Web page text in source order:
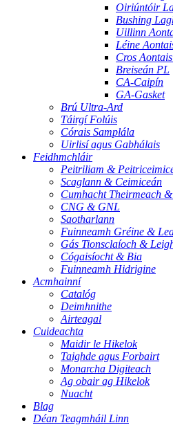
Oiriúntóir
Bushing
Uillinn
Léine
Cros
Breiseán PL
CA-Caipín
GA-Gasket
Brú Ultra-Ard
Táirgí Folúis
Córais Samplála
Uirlisí agus Gabhálais
Feidhmchláir
Peitriliam &
Scaglann & Ceimiceán
Cumhacht Theirmeach
CNG & GNL
Saotharlann
Fuinneamh Gréine &
Gás Tionsclaíoch &
Cógaisíocht & Bia
Fuinneamh Hidrigine
Acmhainní
Catalóg
Deimhnithe
Airteagal
Cuideachta
Maidir le Hikelok
Taighde agus Forbairt
Monarcha Digiteach
Ag obair ag Hikelok
Nuacht
Blag
Déan Teagmháil Linn